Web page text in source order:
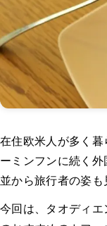
在住欧米人が多く
ーミンフンに続く
並から旅行者の姿も
今回は、タオディ